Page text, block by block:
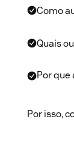
Como
Quais
Por que
Por isso,